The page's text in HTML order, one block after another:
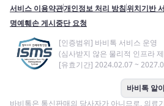
서비스 이용약관개인정보 처리 방침위치기반
명예훼손 게시중단 요청
[인증범위] 바비톡 서비스 운영
(심사받지 않은 물리적 인프라
[유효기간] 2024.02.07 ~
바비톡 알
바비톡은 통신판매의 당사자가 아니므로, 의료